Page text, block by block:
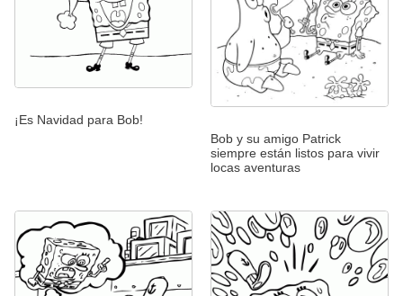
¡Es Navidad para Bob!
Bob y su amigo Patrick
siempre están listos para vivir
locas aventuras